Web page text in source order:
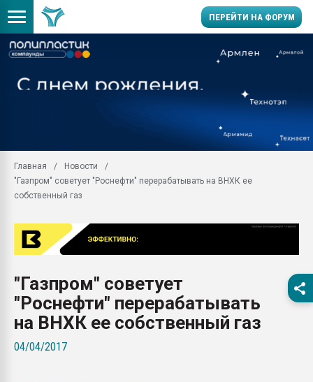
ПЕРЕЙТИ НА ФОРУМ
заводу пластмасс"
первый план в
28.07.2026
ситуацией на
Всё, что касается
Главная
Новости
"Газпром" советует "Роснефти" перерабатывать на ВНХК ее
собственный газ
"Газпром" советует
"Роснефти" перерабатывать
на ВНХК ее собственный газ
04/04/2017